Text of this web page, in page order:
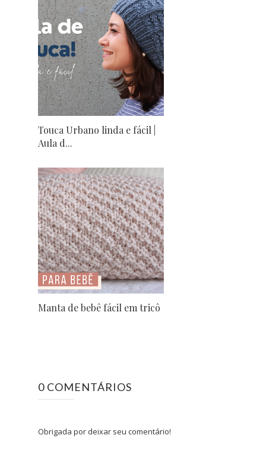
Touca Urbano linda e fácil |
Aula d...
Manta de bebê fácil em tricô
0 COMENTÁRIOS
Obrigada por deixar seu comentário!